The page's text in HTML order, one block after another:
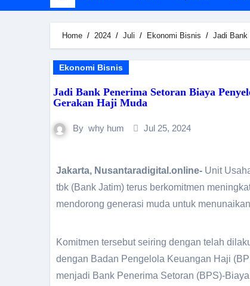
Home 2024 Juli Ekonomi Bisnis Jadi Bank
Ekonomi Bisnis
Jadi Bank Penerima Setoran Biaya
Gerakan Haji Muda
By why hum Jul 25, 2024
Jakarta, Nusantaradigital.online- Unit
tbk (Bank Jatim) terus berkomitmen
mendorong generasi muda untuk
Komitmen tersebut seiring dengan telah dilakukannya penandatanganan perpanjangan perjanjian kerjasama
dengan Badan Pengelola Keuangan Haji
menjadi Bank Penerima Setoran (BPS)-